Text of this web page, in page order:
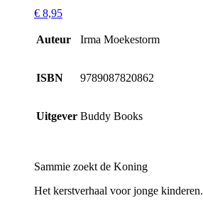
€ 8,95
Auteur Irma Moekestorm
ISBN 9789087820862
Uitgever Buddy Books
Sammie zoekt de Koning
Het kerstverhaal voor jonge kinderen.